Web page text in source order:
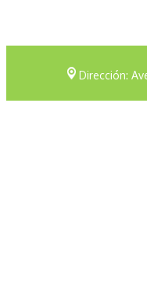
Dirección: